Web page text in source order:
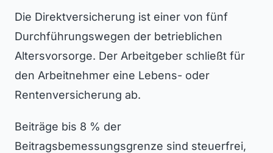
Die Direktversicherung ist einer von fünf
Durchführungswegen der betrieblichen
Altersvorsorge. Der Arbeitgeber schließt für
den Arbeitnehmer eine Lebens- oder
Rentenversicherung ab.
Beiträge bis 8 % der
Beitragsbemessungsgrenze sind steuerfrei,